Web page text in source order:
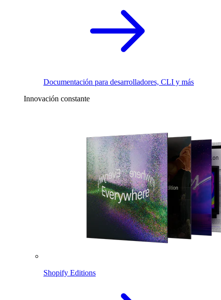
Documentación para desarrolladores, CLI y más
Innovación constante
Shopify Editions